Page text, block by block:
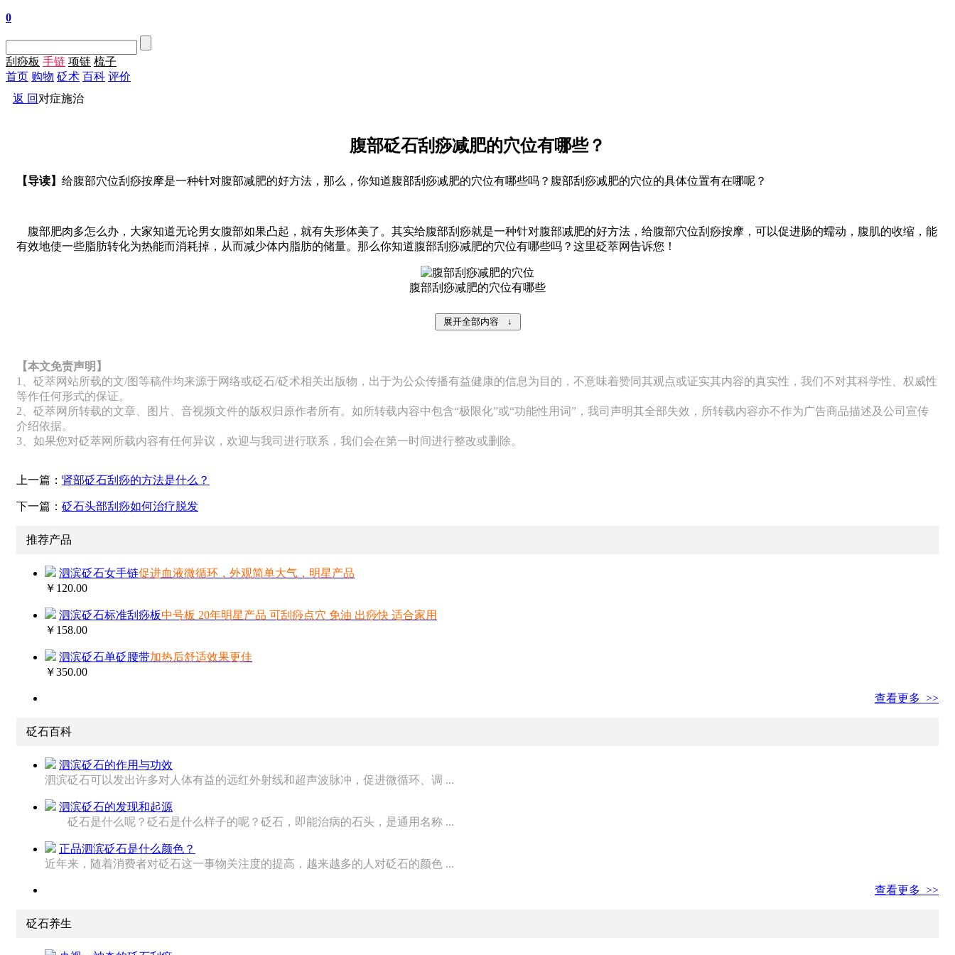
0
刮痧板 手链 项链 梳子
首页 购物 砭术 百科 评价
返 回 对症施治
腹部砭石刮痧减肥的穴位有哪些？
【导读】 给腹部穴位刮痧按摩是一种针对腹部减肥的好方法，那么，你知道腹部刮痧减肥的穴位有哪些吗？腹部刮痧减肥的穴位的具体位置有在哪呢？
腹部肥肉多怎么办，大家知道无论男女腹部如果凸起，就有失形体美了。其实给腹部刮痧就是一种针对腹部减肥的好方法，给腹部穴位刮痧按摩，可以促进肠的蠕动，腹肌的收缩，能
有效地使一些脂肪转化为热能而消耗掉，从而减少体内脂肪的储量。那么你知道腹部刮痧减肥的穴位有哪些吗？这里砭萃网告诉您！
腹部刮痧减肥的穴位有哪些
【本文免责声明】
1、砭萃网站所载的文/图等稿件均来源于网络或砭石/砭术相关出版物，出于为公众传播有益健康的信息为目的，不意味着赞同其观点或证实其内容的真实性，我们不对其科学性、权威性
等作任何形式的保证。
2、砭萃网所转载的文章、图片、音视频文件的版权归原作者所有。如所转载内容中包含“极限化”或“功能性用词”，我司声明其全部失效，所转载内容亦不作为广告商品描述及公司宣传
介绍依据。
3、如果您对砭萃网所载内容有任何异议，欢迎与我司进行联系，我们会在第一时间进行整改或删除。
上一篇： 肾部砭石刮痧的方法是什么？
下一篇： 砭石头部刮痧如何治疗脱发
推荐产品
泗滨砭石女手链促进血液微循环，外观简单大气，明星产品
￥120.00
泗滨砭石标准刮痧板中号板 20年明星产品 可刮痧点穴 免油 出痧快 适合家用
￥158.00
泗滨砭石单砭腰带加热后舒适效果更佳
￥350.00
查看更多 >>
砭石百科
泗滨砭石的作用与功效
泗滨砭石可以发出许多对人体有益的远红外射线和超声波脉冲，促进微循环、调 ...
泗滨砭石的发现和起源
砭石是什么呢？砭石是什么样子的呢？砭石，即能治病的石头，是通用名称 ...
正品泗滨砭石是什么颜色？
近年来，随着消费者对砭石这一事物关注度的提高，越来越多的人对砭石的颜色 ...
查看更多 >>
砭石养生